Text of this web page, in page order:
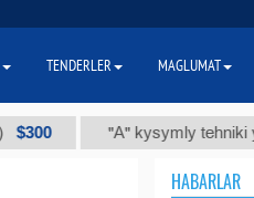
"А" kysymly tehniki ýody (t.)
HABARLAR
TENDERLER MAGLUMAT